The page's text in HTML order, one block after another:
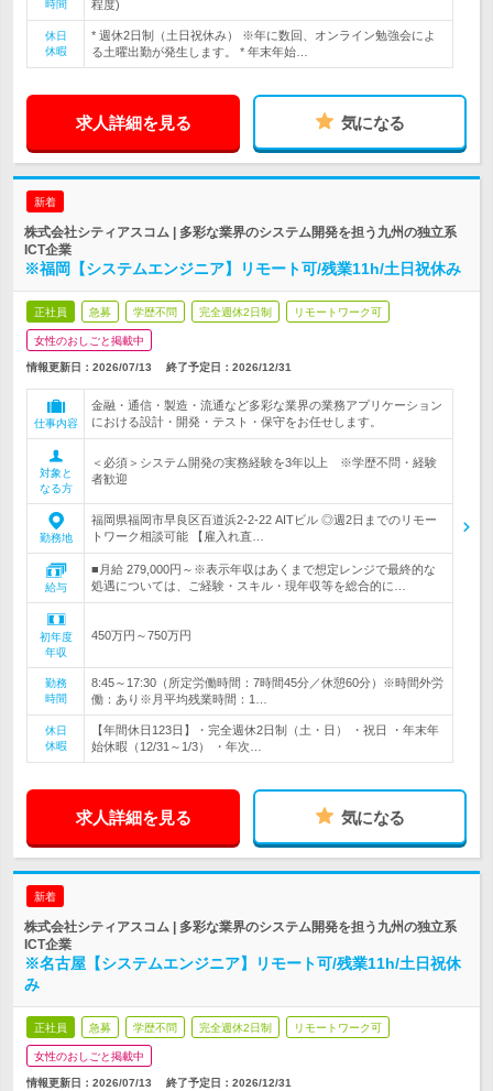
時間
程度)
休日
休暇
* 週休2日制（土日祝休み） ※年に数回、オンライン勉強会によ
る土曜出勤が発生します。 * 年末年始…
求人詳細を見る 気になる
新着
株式会社シティアスコム | 多彩な業界のシステム開発を担う九州の独立系
ICT企業
※福岡【システムエンジニア】リモート可/残業11h/土日祝休み
正社員 急募 学歴不問 完全週休2日制 リモートワーク可
女性のおしごと掲載中
情報更新日：2026/07/13 終了予定日： 2026/12/31
仕事内容
金融・通信・製造・流通など多彩な業界の業務アプリケーション
における設計・開発・テスト・保守をお任せします。
対象と
なる方
＜必須＞システム開発の実務経験を3年以上 ※学歴不問・経験
者歓迎
勤務地
福岡県福岡市早良区百道浜2-2-22 AITビル ◎週2日までのリモー
トワーク相談可能 【雇入れ直…
給与
■月給 279,000円～※表示年収はあくまで想定レンジで最終的な
処遇については、ご経験・スキル・現年収等を総合的に…
初年度
年収
450万円～750万円
勤務
時間
8:45～17:30（所定労働時間：7時間45分／休憩60分）※時間外労
働：あり※月平均残業時間：1…
休日
休暇
【年間休日123日】・完全週休2日制（土・日） ・祝日 ・年末年
始休暇（12/31～1/3） ・年次…
求人詳細を見る 気になる
新着
株式会社シティアスコム | 多彩な業界のシステム開発を担う九州の独立系
ICT企業
※名古屋【システムエンジニア】リモート可/残業11h/土日祝休
み
正社員 急募 学歴不問 完全週休2日制 リモートワーク可
女性のおしごと掲載中
情報更新日：2026/07/13 終了予定日： 2026/12/31